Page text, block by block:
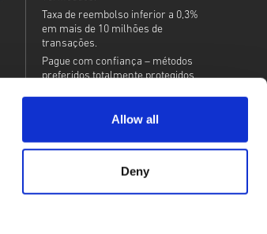
Allow all
Deny
Taxa de reembolso inferior a 0,3%
em mais de 10 milhões de
transações.
Pague com confiança – métodos
preferidos totalmente protegidos.